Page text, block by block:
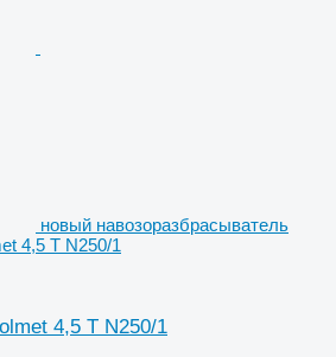
новый навозоразбрасыватель
4,5 T N250/1
4,5 T N250/1